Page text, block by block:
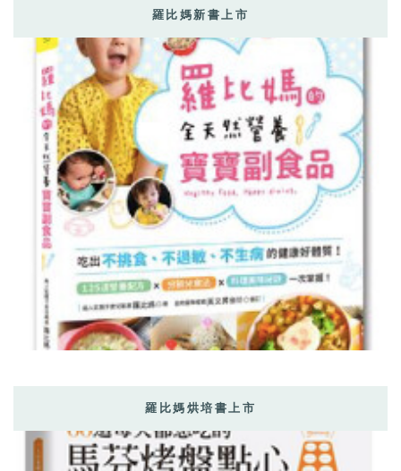
羅比媽新書上市
羅比媽烘培書上市